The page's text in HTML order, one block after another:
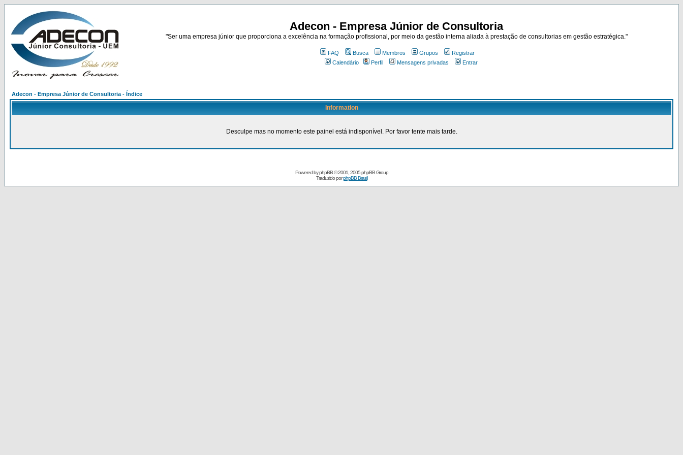
Adecon - Empresa Júnior de Consultoria
"Ser uma empresa júnior que proporciona a excelência na formação profissional, por meio da gestão interna aliada à prestação de consultorias em gestão estratégica."
FAQ Busca Membros Grupos
Registrar
Calendário
Perfil Mensagens privadas Entrar
Adecon - Empresa Júnior de Consultoria - Índice
Information
Desculpe mas no momento este painel está indisponível. Por favor tente mais tarde.
Powered byphpBB© 2001, 2005 phpBB Group
Traduzido porphpBB Brasil